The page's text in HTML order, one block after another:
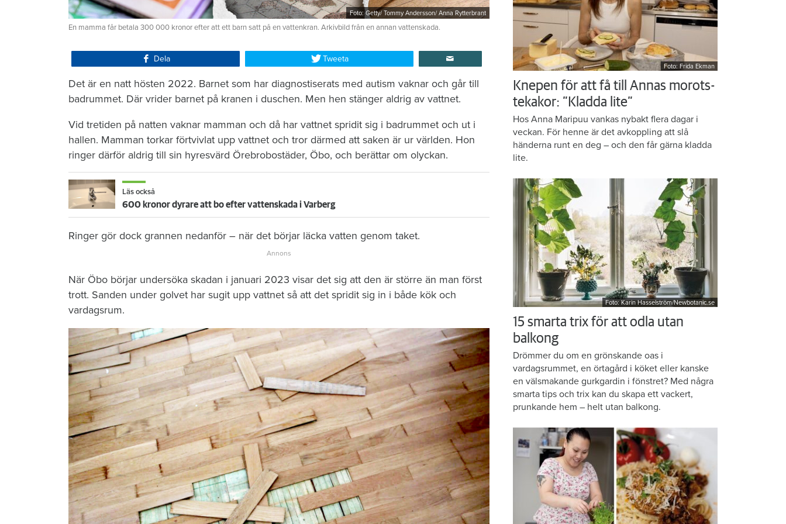
Foto: Getty/ Tommy Andersson/ Anna Rytterbrant
En mamma får betala 300 000 kronor efter att ett barn satt på en vattenkran. Arkivbild från en annan vattenskada.
Dela Tweeta
Det är en natt hösten 2022. Barnet som har diagnostiserats med autism vaknar och går till
badrummet. Där vrider barnet på kranen i duschen. Men hen stänger aldrig av vattnet.
Vid tretiden på natten vaknar mamman och då har vattnet spridit sig i badrummet och ut i
hallen. Mamman torkar förtvivlat upp vattnet och tror därmed att saken är ur världen. Hon
ringer därför aldrig till sin hyresvärd Örebrobostäder, Öbo, och berättar om olyckan.
Läs också
600 kronor dyrare att bo efter vattenskada i Varberg
Ringer gör dock grannen nedanför – när det börjar läcka vatten genom taket.
När Öbo börjar undersöka skadan i januari 2023 visar det sig att den är större än man först
trott. Sanden under golvet har sugit upp vattnet så att det spridit sig in i både kök och
vardagsrum.
Foto: Frida Ekman
Knepen för att få till Annas morots-
tekakor: ”Kladda lite”
Hos Anna Maripuu vankas nybakt flera dagar i
veckan. För henne är det avkoppling att slå
händerna runt en deg – och den får gärna kladda
lite.
Foto: Karin Hasselström/Newbotanic.se
15 smarta trix för att odla utan
balkong
Drömmer du om en grönskande oas i
vardagsrummet, en örtagård i köket eller kanske
en välsmakande gurkgardin i fönstret? Med några
smarta tips och trix kan du skapa ett vackert,
prunkande hem – helt utan balkong.